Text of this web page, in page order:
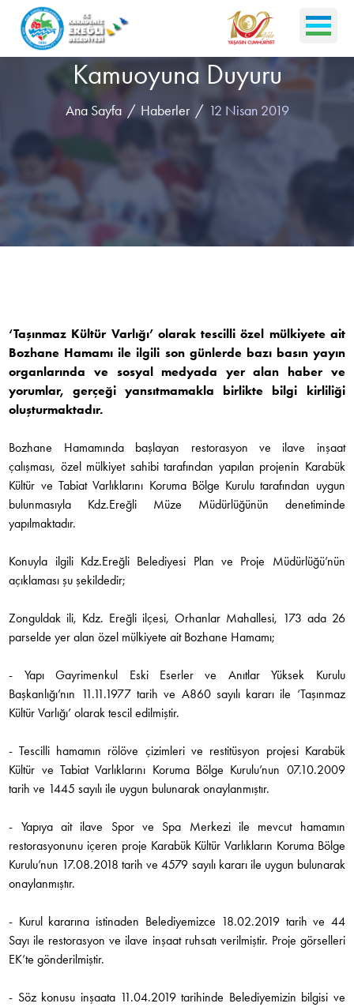
Kamuoyuna Duyuru
Ana Sayfa Haberler 12 Nisan 2019
‘Taşınmaz Kültür Varlığı’ olarak tescilli özel mülkiyete ait
Bozhane Hamamı ile ilgili son günlerde bazı basın yayın
organlarında ve sosyal medyada yer alan haber ve
yorumlar, gerçeği yansıtmamakla birlikte bilgi kirliliği
oluşturmaktadır.
Bozhane Hamamında başlayan restorasyon ve ilave inşaat
çalışması, özel mülkiyet sahibi tarafından yapılan projenin Karabük
Kültür ve Tabiat Varlıklarını Koruma Bölge Kurulu tarafından uygun
bulunmasıyla Kdz.Ereğli Müze Müdürlüğünün denetiminde
yapılmaktadır.
Konuyla ilgili Kdz.Ereğli Belediyesi Plan ve Proje Müdürlüğü’nün
açıklaması şu şekildedir;
Zonguldak ili, Kdz. Ereğli ilçesi, Orhanlar Mahallesi, 173 ada 26
parselde yer alan özel mülkiyete ait Bozhane Hamamı;
- Yapı Gayrimenkul Eski Eserler ve Anıtlar Yüksek Kurulu
Başkanlığı’nın 11.11.1977 tarih ve A860 sayılı kararı ile ‘Taşınmaz
Kültür Varlığı’ olarak tescil edilmiştir.
- Tescilli hamamın rölöve çizimleri ve restitüsyon projesi Karabük
Kültür ve Tabiat Varlıklarını Koruma Bölge Kurulu’nun 07.10.2009
tarih ve 1445 sayılı ile uygun bulunarak onaylanmıştır.
- Yapıya ait ilave Spor ve Spa Merkezi ile mevcut hamamın
restorasyonunu içeren proje Karabük Kültür Varlıkların Koruma Bölge
Kurulu’nun 17.08.2018 tarih ve 4579 sayılı kararı ile uygun bulunarak
onaylanmıştır.
- Kurul kararına istinaden Belediyemizce 18.02.2019 tarih ve 44
Sayı ile restorasyon ve ilave inşaat ruhsatı verilmiştir. Proje görselleri
EK’te gönderilmiştir.
- Söz konusu inşaata 11.04.2019 tarihinde Belediyemizin bilgisi ve